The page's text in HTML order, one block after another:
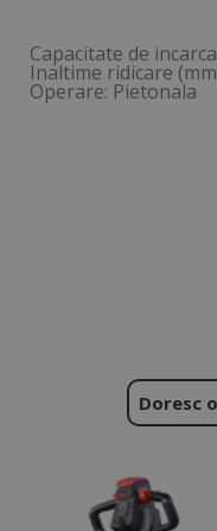
Capacitate de
Inaltime ridicare
Operare: Pietonala
Doresc